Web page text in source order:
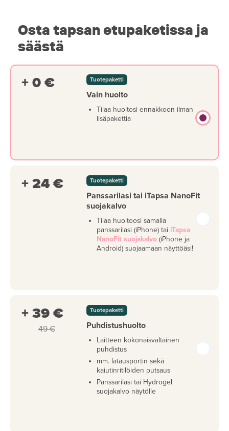
Osta tapsan etupaketissa ja
säästä
+ 0 € Tuotepaketti
Vain huolto
Tilaa huoltosi ennakkoon ilman
lisäpakettia
+ 24 € Tuotepaketti
Panssarilasi tai iTapsa NanoFit
suojakalvo
Tilaa huoltoosi samalla
panssarilasi (iPhone) tai iTapsa
NanoFit suojakalvo (iPhone ja
Android) suojaamaan näyttöäsi!
+ 39 €
49 €
Tuotepaketti
Puhdistushuolto
Laitteen kokonaisvaltainen
puhdistus
mm. latausportin sekä
kaiutinritilöiden putsaus
Panssarilasi tai Hydrogel
suojakalvo näytölle